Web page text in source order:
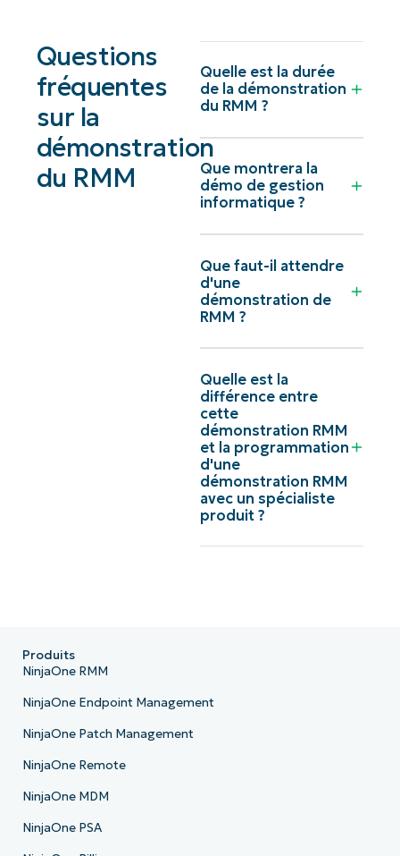
Questions
fréquentes
sur la
démonstration
du RMM
Quelle est la durée
de la démonstration
du RMM ?
Que montrera la
démo de gestion
informatique ?
Que faut-il attendre
d'une
démonstration de
RMM ?
Quelle est la
différence entre
cette
démonstration RMM
et la programmation
d'une
démonstration RMM
avec un spécialiste
produit ?
Produits
NinjaOne RMM
NinjaOne Endpoint Management
NinjaOne Patch Management
NinjaOne Remote
NinjaOne MDM
NinjaOne PSA